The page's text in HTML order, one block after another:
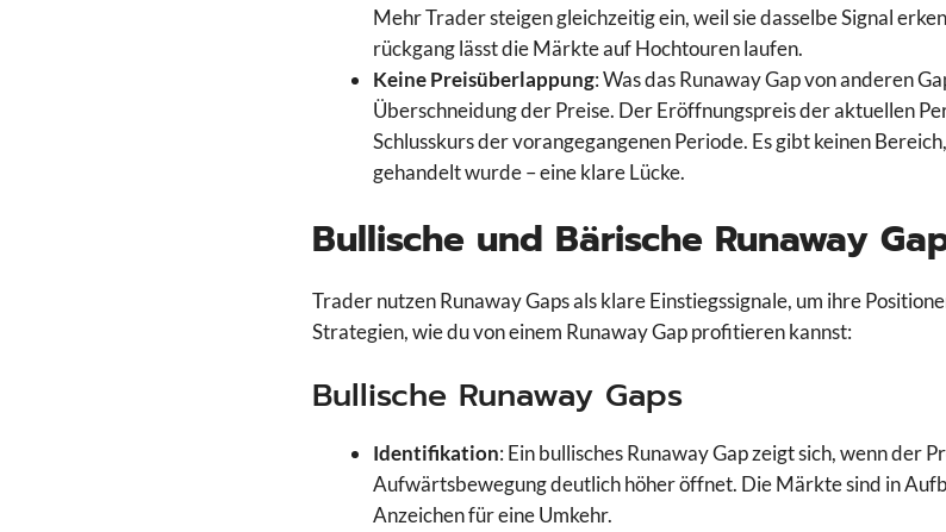
Mehr Trader steigen gleichzeitig ein, weil sie dasselbe Signal
rückgang lässt die Märkte auf Hochtouren laufen.
Keine Preisüberlappung: Was das Runaway Gap von anderen
Überschneidung der Preise. Der Eröffnungspreis der aktuellen
Schlusskurs der vorangegangenen Periode. Es gibt keinen
gehandelt wurde – eine klare Lücke.
Bullische und Bärische Runaway
Trader nutzen Runaway Gaps als klare Einstiegssignale, um ihre
Strategien, wie du von einem Runaway Gap profitieren kannst:
Bullische Runaway Gaps
Identifikation: Ein bullisches Runaway Gap zeigt sich, wenn der
Aufwärtsbewegung deutlich höher öffnet. Die Märkte sind in
Anzeichen für eine Umkehr.